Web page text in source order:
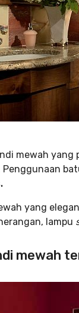
mewah
yang
lampu
mewah